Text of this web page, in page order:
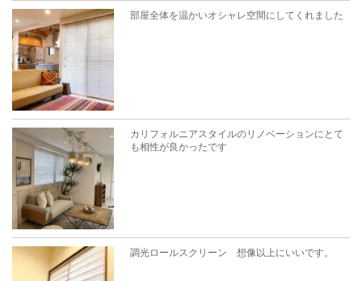
部屋全体を温かいオシャレ空間にしてくれました
カリフォルニアスタイルのリノベーションにとて
も相性が良かったです
調光ロールスクリーン 想像以上にいいです。